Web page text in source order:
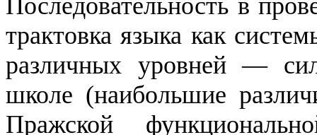
трактовка языка как
различных уровней —
школе (наибольшие
Пражской